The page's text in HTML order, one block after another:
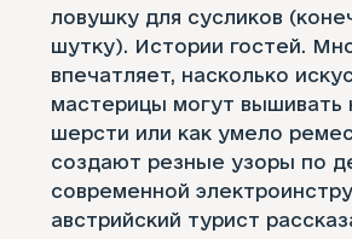
ловушку для сусликов
шутку). Истории гостей.
впечатляет, насколько
мастерицы могут вышивать
шерсти или как умело
создают резные узоры по
современной
австрийский турист